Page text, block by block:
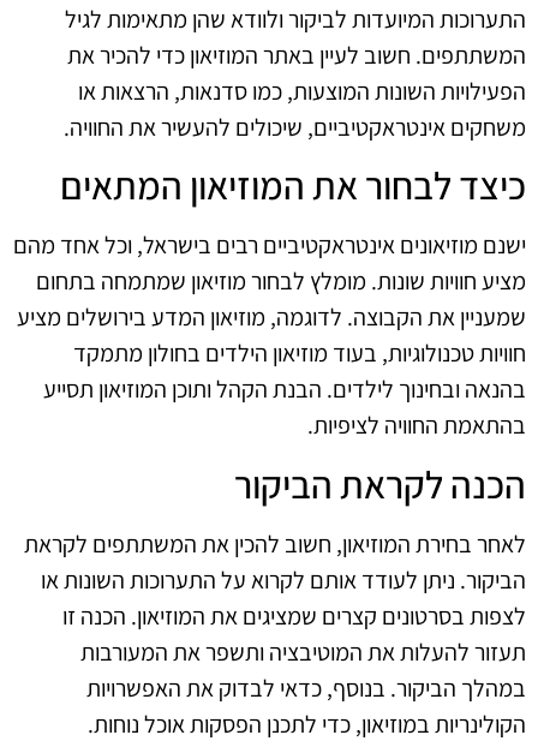
התערוכות המיועדות לביקור ולוודא שהן מתאימות לגיל
המשתתפים. חשוב לעיין באתר המוזיאון כדי להכיר את
הפעילויות השונות המוצעות, כמו סדנאות, הרצאות או
משחקים אינטראקטיביים, שיכולים להעשיר את החוויה.
כיצד לבחור את המוזיאון המתאים
ישנם מוזיאונים אינטראקטיביים רבים בישראל, וכל אחד מהם
מציע חוויות שונות. מומלץ לבחור מוזיאון שמתמחה בתחום
שמעניין את הקבוצה. לדוגמה, מוזיאון המדע בירושלים מציע
חוויות טכנולוגיות, בעוד מוזיאון הילדים בחולון מתמקד
בהנאה ובחינוך לילדים. הבנת הקהל ותוכן המוזיאון תסייע
בהתאמת החוויה לציפיות.
הכנה לקראת הביקור
לאחר בחירת המוזיאון, חשוב להכין את המשתתפים לקראת
הביקור. ניתן לעודד אותם לקרוא על התערוכות השונות או
לצפות בסרטונים קצרים שמציגים את המוזיאון. הכנה זו
תעזור להעלות את המוטיבציה ותשפר את המעורבות
במהלך הביקור. בנוסף, כדאי לבדוק את האפשרויות
הקולינריות במוזיאון, כדי לתכנן הפסקות אוכל נוחות.